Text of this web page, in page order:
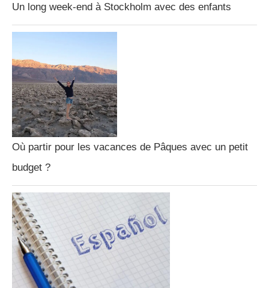
Un long week-end à Stockholm avec des enfants
Où partir pour les vacances de Pâques avec un petit
budget ?